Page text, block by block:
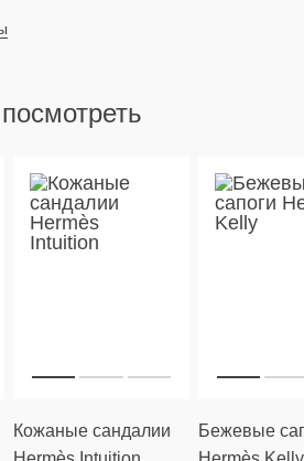
Кожаные сандалии
Бежевые